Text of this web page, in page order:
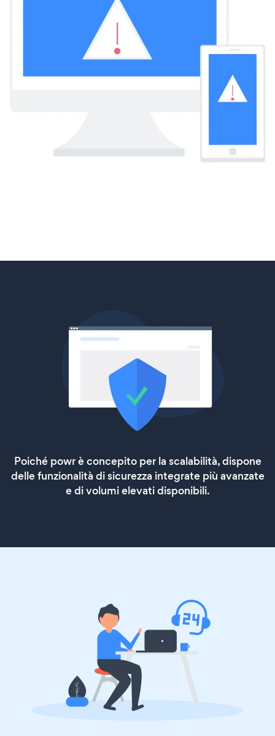
Poiché powr è concepito per la scalabilità, dispone
delle funzionalità di sicurezza integrate più avanzate
e di volumi elevati disponibili.